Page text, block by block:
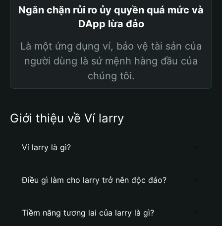
Ngăn chặn rủi ro ủy quyền quá mức và
DApp lừa đảo
Là một ứng dụng ví, bảo vệ tài sản của
người dùng là sứ mệnh hàng đầu của
chúng tôi.
Giới thiệu về Ví larry
Ví larry là gì?
Điều gì làm cho larry trở nên độc đáo?
Tiềm năng tương lai của larry là gì?